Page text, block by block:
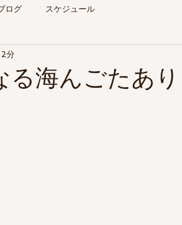
ログ スケジュール
る海んごたあ
2分